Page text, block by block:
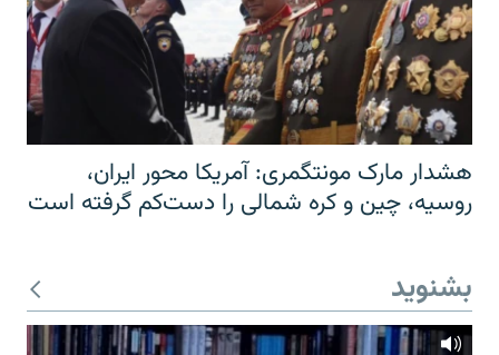
هشدار مارک مونتگمری: آمریکا محور ایران،
روسیه، چین و کره شمالی را دست‌کم گرفته است
بشنوید